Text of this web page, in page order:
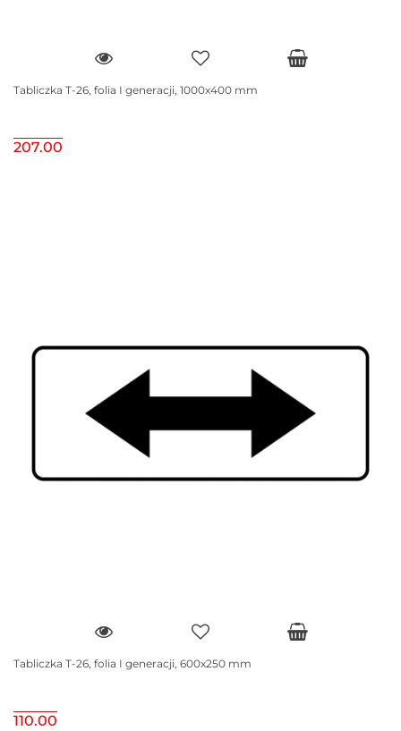
Tabliczka T-26, folia I generacji, 1000x400 mm
207.00
Tabliczka T-26, folia I generacji, 600x250 mm
110.00